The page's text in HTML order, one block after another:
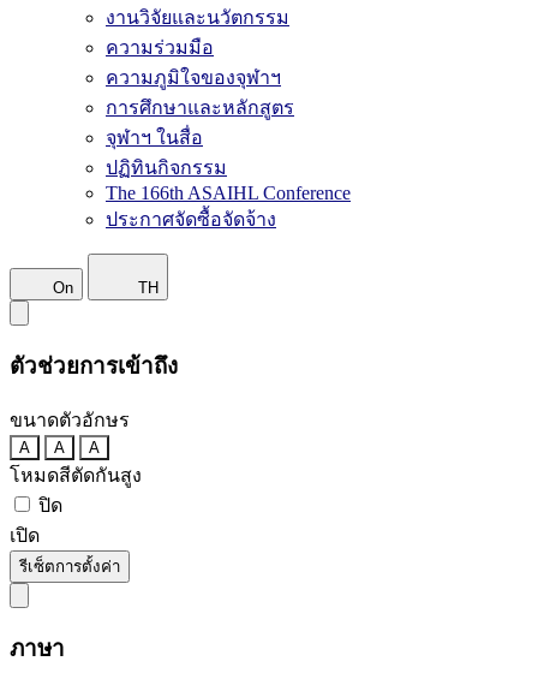
งานวิจัยและนวัตกรรม
ความร่วมมือ
ความภูมิใจของจุฬาฯ
การศึกษาและหลักสูตร
จุฬาฯ ในสื่อ
ปฏิทินกิจกรรม
The 166th ASAIHL Conference
ประกาศจัดซื้อจัดจ้าง
On TH
ตัวช่วยการเข้าถึง
ขนาดตัวอักษร
A A A
โหมดสีตัดกันสูง
ปิด
เปิด
รีเซ็ตการตั้งค่า
ภาษา